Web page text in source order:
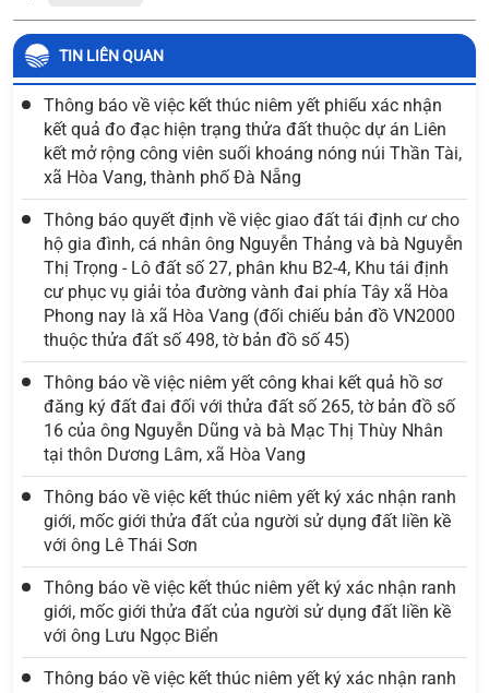
TIN LIÊN QUAN
Thông báo về việc kết thúc niêm yết phiếu xác nhận
kết quả đo đạc hiện trạng thửa đất thuộc dự án Liên
kết mở rộng công viên suối khoáng nóng núi Thần Tài,
xã Hòa Vang, thành phố Đà Nẵng
Thông báo quyết định về việc giao đất tái định cư cho
hộ gia đình, cá nhân ông Nguyễn Thảng và bà Nguyễn
Thị Trọng - Lô đất số 27, phân khu B2-4, Khu tái định
cư phục vụ giải tỏa đường vành đai phía Tây xã Hòa
Phong nay là xã Hòa Vang (đối chiếu bản đồ VN2000
thuộc thửa đất số 498, tờ bản đồ số 45)
Thông báo về việc niêm yết công khai kết quả hồ sơ
đăng ký đất đai đối với thửa đất số 265, tờ bản đồ số
16 của ông Nguyễn Dũng và bà Mạc Thị Thùy Nhân
tại thôn Dương Lâm, xã Hòa Vang
Thông báo về việc kết thúc niêm yết ký xác nhận ranh
giới, mốc giới thửa đất của người sử dụng đất liền kề
với ông Lê Thái Sơn
Thông báo về việc kết thúc niêm yết ký xác nhận ranh
giới, mốc giới thửa đất của người sử dụng đất liền kề
với ông Lưu Ngọc Biển
Thông báo về việc kết thúc niêm yết ký xác nhận ranh